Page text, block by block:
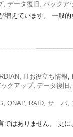
, データ復旧 , バックア
増えています。 一般
, ITお役立ち情報,
クアップ, データ復旧 ,
, QNAP, RAID, サーバ,
はありません。 更